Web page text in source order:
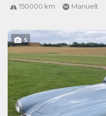
150000 km Manuelt
5